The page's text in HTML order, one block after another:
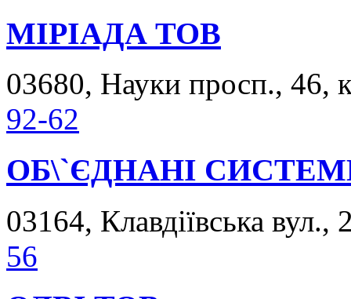
МІРІАДА ТОВ
03680, Науки просп., 46,
92-62
ОБ\`ЄДНАНІ
03164, Клавдіївська
56